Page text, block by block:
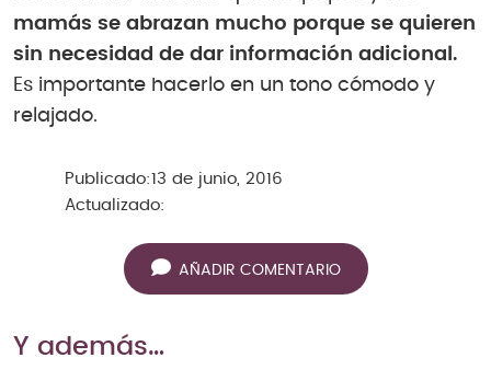
mamás se abrazan mucho porque se quieren
sin necesidad de dar información adicional.
Es importante hacerlo en un tono cómodo y
relajado.
Publicado:13 de junio, 2016
Actualizado:
AÑADIR COMENTARIO
Y además…